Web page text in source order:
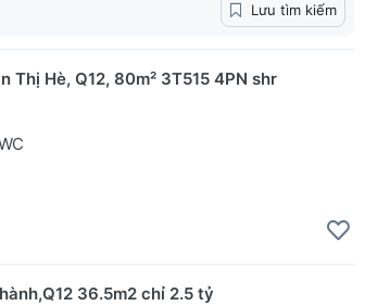
Lưu tìm kiếm
Thị Hè, Q12, 80m² 3T515 4PN shr
36.5m2 chỉ 2.5 tỷ